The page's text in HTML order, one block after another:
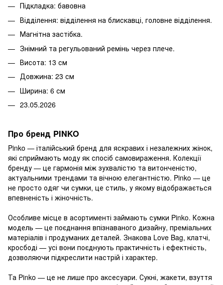
Підкладка: бавовна
Відділення: відділення на блискавці, головне відділення.
Магнітна застібка.
Знімний та регульований ремінь через плече.
Висота: 13 см
Довжина: 23 см
Ширина: 6 см
23.05.2026
Про бренд PINKO
Pinko — італійський бренд для яскравих і незалежних жінок,
які сприймають моду як спосіб самовираження. Колекції
бренду — це гармонія між зухвалістю та витонченістю,
актуальними трендами та вічною елегантністю. Pinko — це
не просто одяг чи сумки, це стиль, у якому відображається
впевненість і жіночність.
Особливе місце в асортименті займають сумки Pinko. Кожна
модель — це поєднання впізнаваного дизайну, преміальних
матеріалів і продуманих деталей. Знакова Love Bag, клатчі,
кросбоді — усі вони поєднують практичність і ефектність,
дозволяючи підкреслити настрій і характер.
Та Pinko — це не лише про аксесуари. Сукні, жакети, взуття